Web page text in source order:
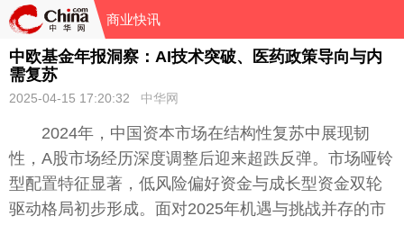
商业快讯
中欧基金年报洞察：AI技术突破、医药政策导向与内
需复苏
2025-04-15 17:20:32 中华网
2024年，中国资本市场在结构性复苏中展现韧
性，A股市场经历深度调整后迎来超跌反弹。市场哑铃
型配置特征显著，低风险偏好资金与成长型资金双轮
驱动格局初步形成。面对2025年机遇与挑战并存的市